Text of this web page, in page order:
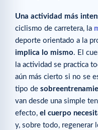
Una actividad más
ciclismo de carretera, la
deporte orientado a la
implica lo mismo. El
la actividad se practica
aún más cierto si no se
tipo de
van desde una simple
efecto, el cuerpo
y, sobre todo, regenerar